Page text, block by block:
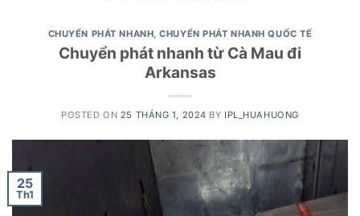
CHUYỂN PHÁT NHANH,CHUYỂN PHÁT NHANH QUỐC TẾ
Chuyển phát nhanh từ Cà Mau đi
Arkansas
POSTED ON 25 THÁNG 1, 2024 BY IPL_HUAHUONG
25
Th1